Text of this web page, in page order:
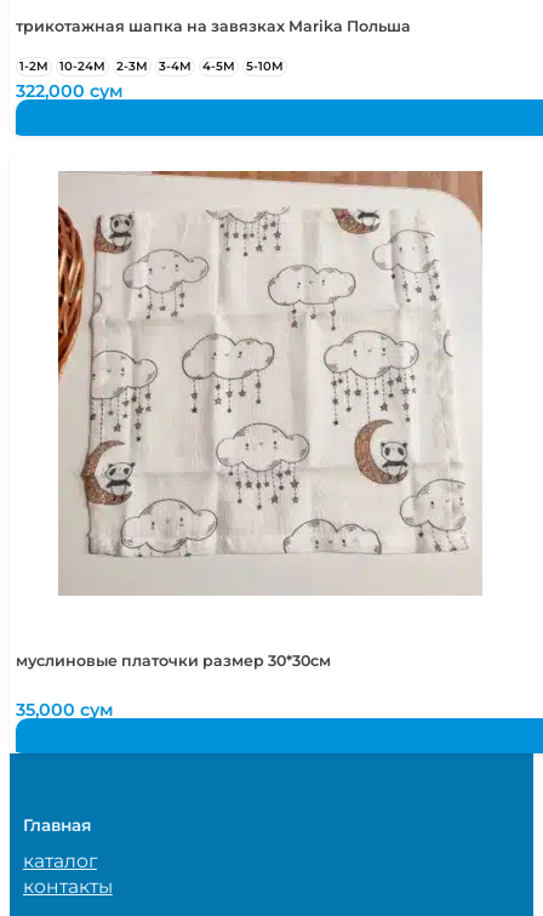
трикотажная шапка на завязках Marika Польша
1-2М 10-24М 2-3М 3-4М 4-5М 5-10М
322,000сум
муслиновые платочки размер 30*30см
35,000сум
Главная
каталог
контакты